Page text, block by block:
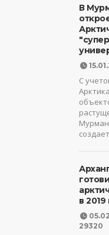
В
С
в
29320